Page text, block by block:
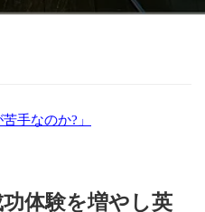
手なのか?」
体験を増やし英